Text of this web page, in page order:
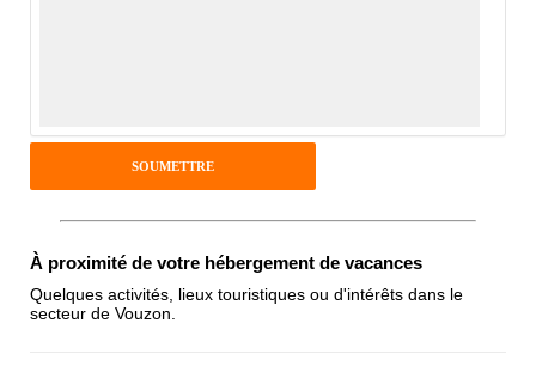
Pseudo :
À proximité de votre hébergement de vacances
Quelques activités, lieux touristiques ou d'intérêts dans le
secteur de Vouzon.